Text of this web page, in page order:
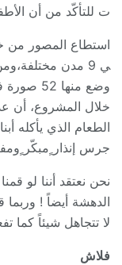
ت للتأكّد من أن
استطاع المصور من
وضع
خلال المشروع، أن
الطعام الذي يأكله
جرس إنذار ٍمبكّر
نحن نعتقد أننا لو
الدهشة أيضاً !
لا تتجاهل شيئاً كما
فلاش